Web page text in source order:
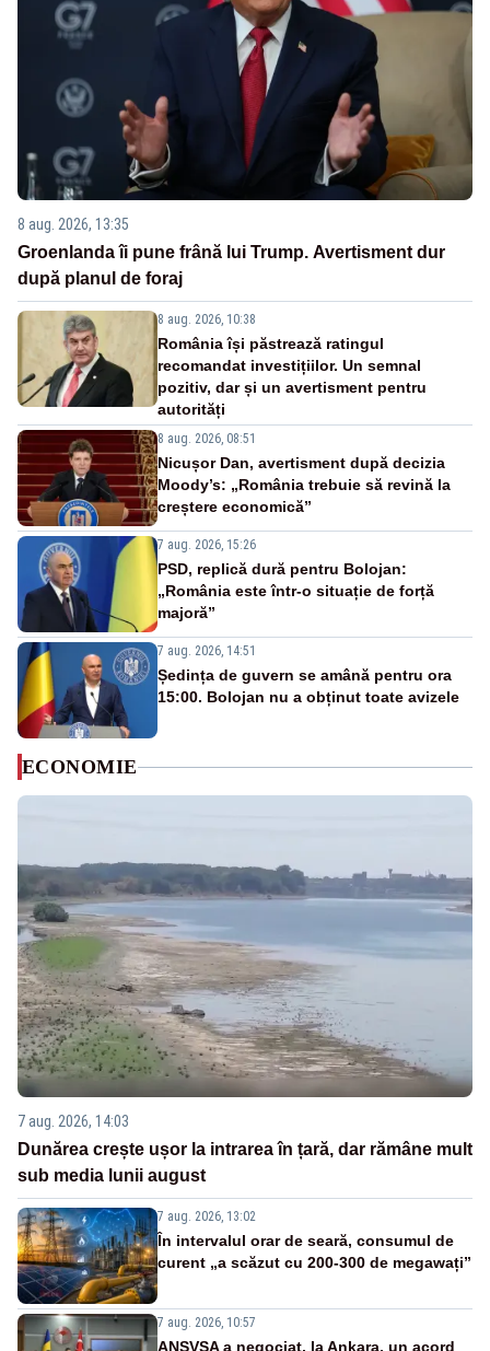
8 aug. 2026, 13:35
Groenlanda îi pune frână lui Trump. Avertisment dur
după planul de foraj
8 aug. 2026, 10:38
România își păstrează ratingul
recomandat investițiilor. Un semnal
pozitiv, dar și un avertisment pentru
autorități
8 aug. 2026, 08:51
Nicușor Dan, avertisment după decizia
Moody’s: „România trebuie să revină la
creștere economică”
7 aug. 2026, 15:26
PSD, replică dură pentru Bolojan:
„România este într-o situație de forță
majoră”
7 aug. 2026, 14:51
Ședința de guvern se amână pentru ora
15:00. Bolojan nu a obținut toate avizele
ECONOMIE
7 aug. 2026, 14:03
Dunărea crește ușor la intrarea în țară, dar rămâne mult
sub media lunii august
7 aug. 2026, 13:02
În intervalul orar de seară, consumul de
curent „a scăzut cu 200-300 de megawați”
7 aug. 2026, 10:57
ANSVSA a negociat, la Ankara, un acord